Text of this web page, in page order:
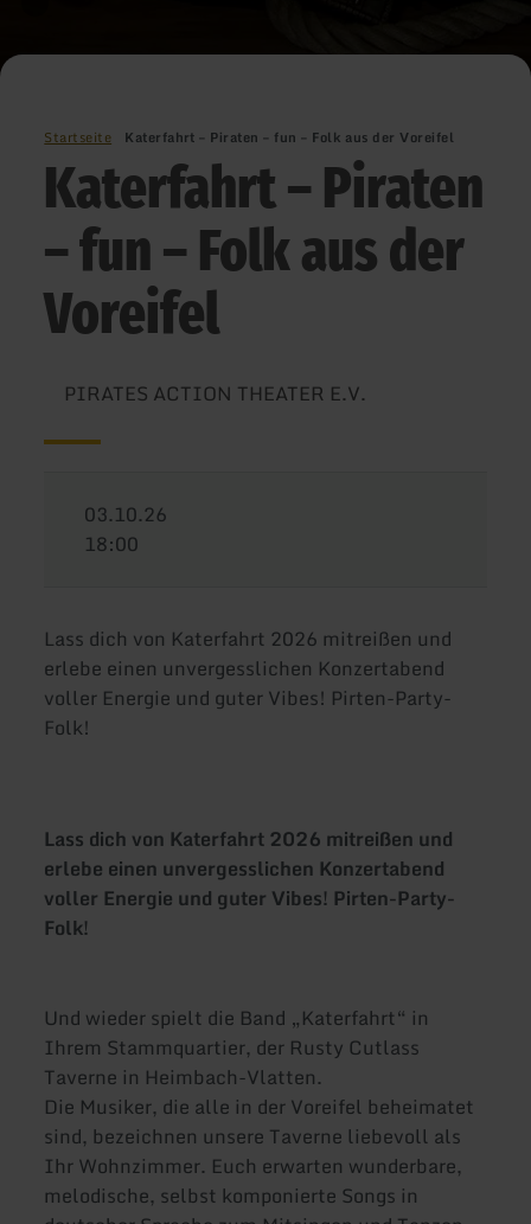
Startseite Katerfahrt – Piraten – fun – Folk aus der Voreifel
Katerfahrt – Piraten
– fun – Folk aus der
Voreifel
PIRATES ACTION THEATER E.V.
03.10.26
18:00
Lass dich von Katerfahrt 2026 mitreißen und
erlebe einen unvergesslichen Konzertabend
voller Energie und guter Vibes! Pirten-Party-
Folk!
Lass dich von Katerfahrt 2026 mitreißen und
erlebe einen unvergesslichen Konzertabend
voller Energie und guter Vibes! Pirten-Party-
Folk!
Und wieder spielt die Band „Katerfahrt“ in
Ihrem Stammquartier, der Rusty Cutlass
Taverne in Heimbach-Vlatten.
Die Musiker, die alle in der Voreifel beheimatet
sind, bezeichnen unsere Taverne liebevoll als
Ihr Wohnzimmer. Euch erwarten wunderbare,
melodische, selbst komponierte Songs in